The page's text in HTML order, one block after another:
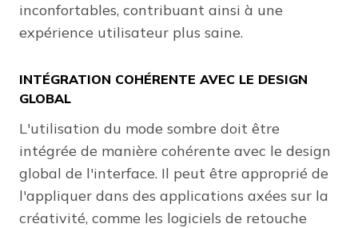
inconfortables, contribuant ainsi à une
expérience utilisateur plus saine.
INTÉGRATION COHÉRENTE AVEC LE DESIGN
GLOBAL
L'utilisation du mode sombre doit être
intégrée de manière cohérente avec le design
global de l'interface. Il peut être approprié de
l'appliquer dans des applications axées sur la
créativité, comme les logiciels de retouche